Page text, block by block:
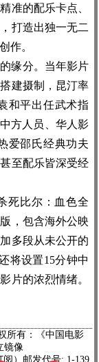
准的配乐卡点、
打造出独一无二
作。
缘分。当年影片
建摄制，昆汀率
和平出任武术指
方人员、华人影
爱邵氏经典功夫
至配乐皆深受经
死比尔：血色全
，包含海外公映
多段从未公开的
将设置15分钟中
片的浓烈情绪。
所有：《中国电影
镜像
）邮发代号: 1-139